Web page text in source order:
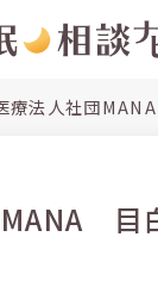
療法人社団
目